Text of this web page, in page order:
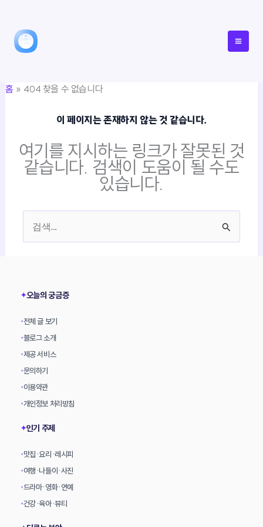
너홈 404 찾을 수 없습니다
이 페이지는 존재하지 않는 것 같습니다.
여기를 지시하는 링크가 잘못된 것
같습니다. 검색이 도움이 될 수도
있습니다.
✦오늘의 궁금증
•전체 글 보기
•블로그 소개
•제공 서비스
•문의하기
•이용약관
•개인정보 처리방침
✦인기 주제
•맛집·요리·레시피
•여행·나들이·사진
•드라마·영화·연예
•건강·육아·뷰티